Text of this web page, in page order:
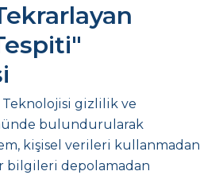
Teknolojisi gizlilik ve
bulundurularak
kişisel verileri kullanmadan
bilgileri depolamadan